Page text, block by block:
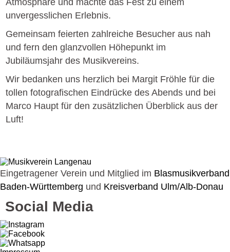
Atmosphäre und machte das Fest zu einem
unvergesslichen Erlebnis.
Gemeinsam feierten zahlreiche Besucher aus nah
und fern den glanzvollen Höhepunkt im
Jubiläumsjahr des Musikvereins.
Wir bedanken uns herzlich bei Margit Fröhle für die
tollen fotografischen Eindrücke des Abends und bei
Marco Haupt für den zusätzlichen Überblick aus der
Luft!
Eingetragener Verein und Mitglied im Blasmusikverband
Baden-Württemberg und Kreisverband Ulm/Alb-Donau
Social Media